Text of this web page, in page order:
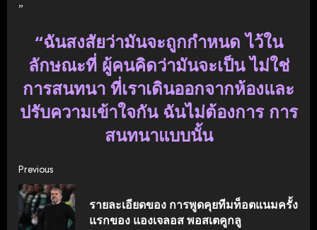
”
“ฉันสงสัยว่ามันจะถูกกำหนด ไว้ใน
ลักษณะที่ ผู้คนคิดว่ามันจะเป็น ไม่ใช่
การสนทนา ที่เราเดินออกจากห้องและ
ปรับความเข้าใจกัน ฉันไม่ต้องการ การ
สนทนาแบบนั้น
Continue
Reading
Previous
รายละเอียดของ การพูดคุยทีมท็อตแนมครั้ง
แรกของ แองเจลอส พอสเตคูกลู